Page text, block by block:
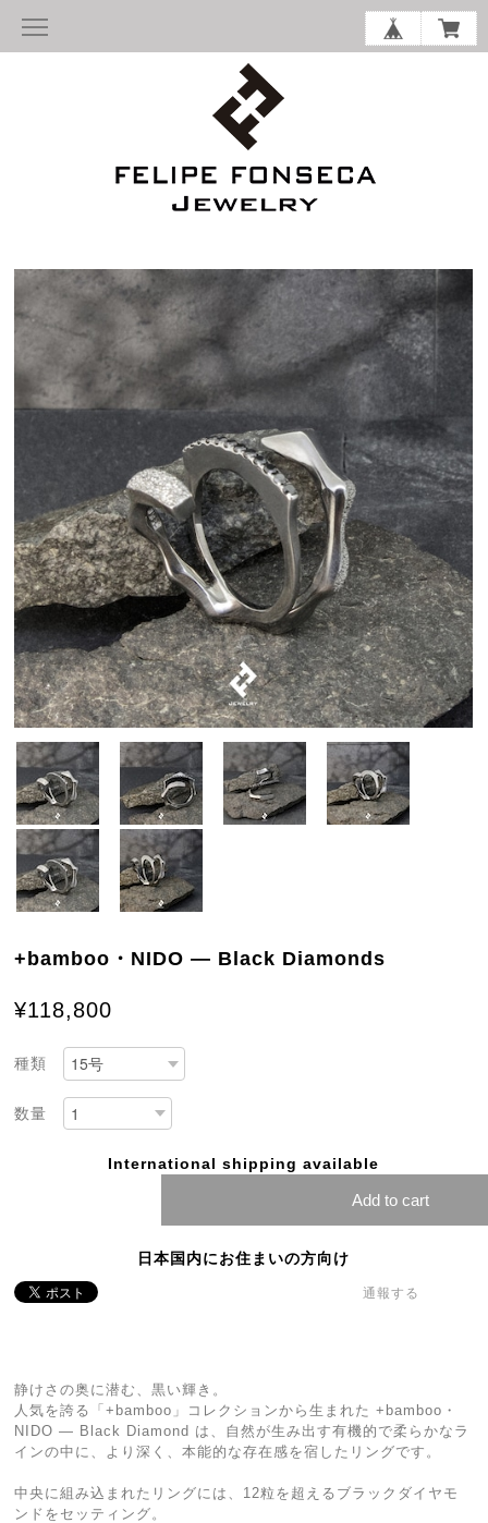
+bamboo・NIDO — Black Diamonds
¥118,800
種類
数量
International shipping available
Add to cart
日本国内にお住まいの方向け
通報する
静けさの奥に潜む、黒い輝き。
人気を誇る「+bamboo」コレクションから生まれた +bamboo・
NIDO — Black Diamond は、自然が生み出す有機的で柔らかなラ
インの中に、より深く、本能的な存在感を宿したリングです。
中央に組み込まれたリングには、12粒を超えるブラックダイヤモ
ンドをセッティング。